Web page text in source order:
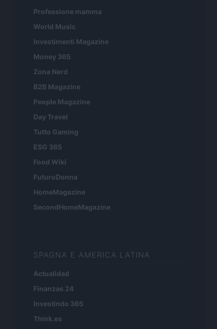
Professione mamma
World Music
Investimenti Magazine
Money 365
Zona Nerd
B2B Magazine
People Magazine
Day Travel
Tutto Gaming
ESG 365
Food Wiki
FuturoDonna
HomeMagazine
SecondHomeMagazine
SPAGNA E AMERICA LATINA
Actualidad
Finanzas 24
Investindo 365
Think.es